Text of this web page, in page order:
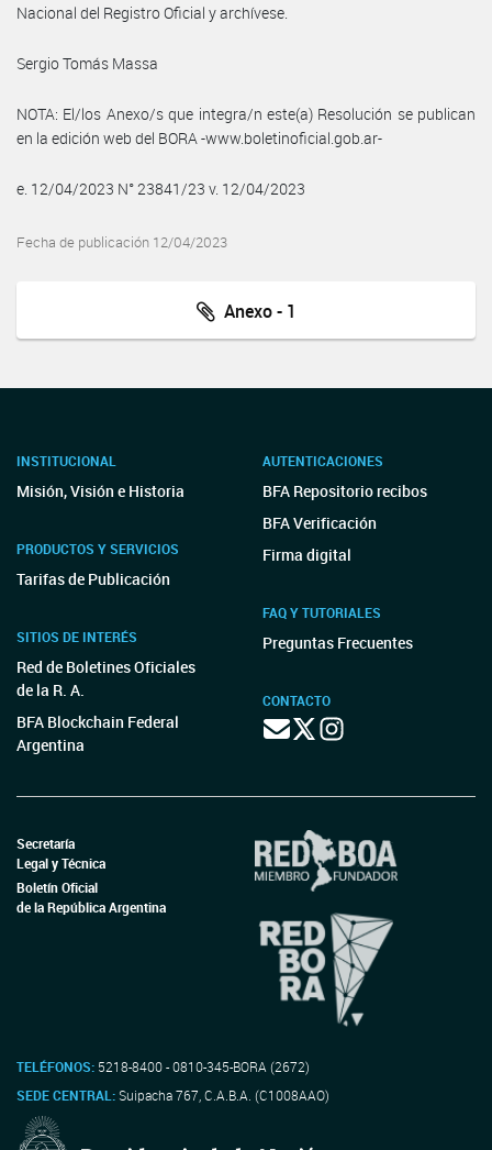
Nacional del Registro Oficial y archívese.
Sergio Tomás Massa
NOTA: El/los Anexo/s que integra/n este(a) Resolución se publican
en la edición web del BORA -www.boletinoficial.gob.ar-
e. 12/04/2023 N° 23841/23 v. 12/04/2023
Fecha de publicación 12/04/2023
Anexo - 1
INSTITUCIONAL
Misión, Visión e Historia
PRODUCTOS Y SERVICIOS
Tarifas de Publicación
SITIOS DE INTERÉS
Red de Boletines Oficiales
de la R. A.
BFA Blockchain Federal
Argentina
AUTENTICACIONES
BFA Repositorio recibos
BFA Verificación
Firma digital
FAQ Y TUTORIALES
Preguntas Frecuentes
CONTACTO
Secretaría
Legal y Técnica
Boletín Oficial
de la República Argentina
TELÉFONOS: 5218-8400 - 0810-345-BORA (2672)
SEDE CENTRAL:Suipacha 767, C.A.B.A. (C1008AAO)